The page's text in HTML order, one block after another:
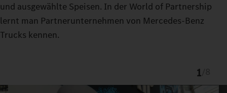
und ausgewählte Speisen. In der World of Partnership
lernt man Partnerunternehmen von Mercedes-Benz
Trucks kennen.
1